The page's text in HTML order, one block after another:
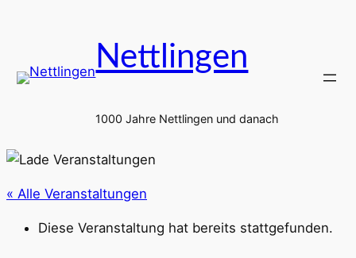
Nettlingen
1000 Jahre Nettlingen und danach
« Alle Veranstaltungen
Diese Veranstaltung hat bereits stattgefunden.